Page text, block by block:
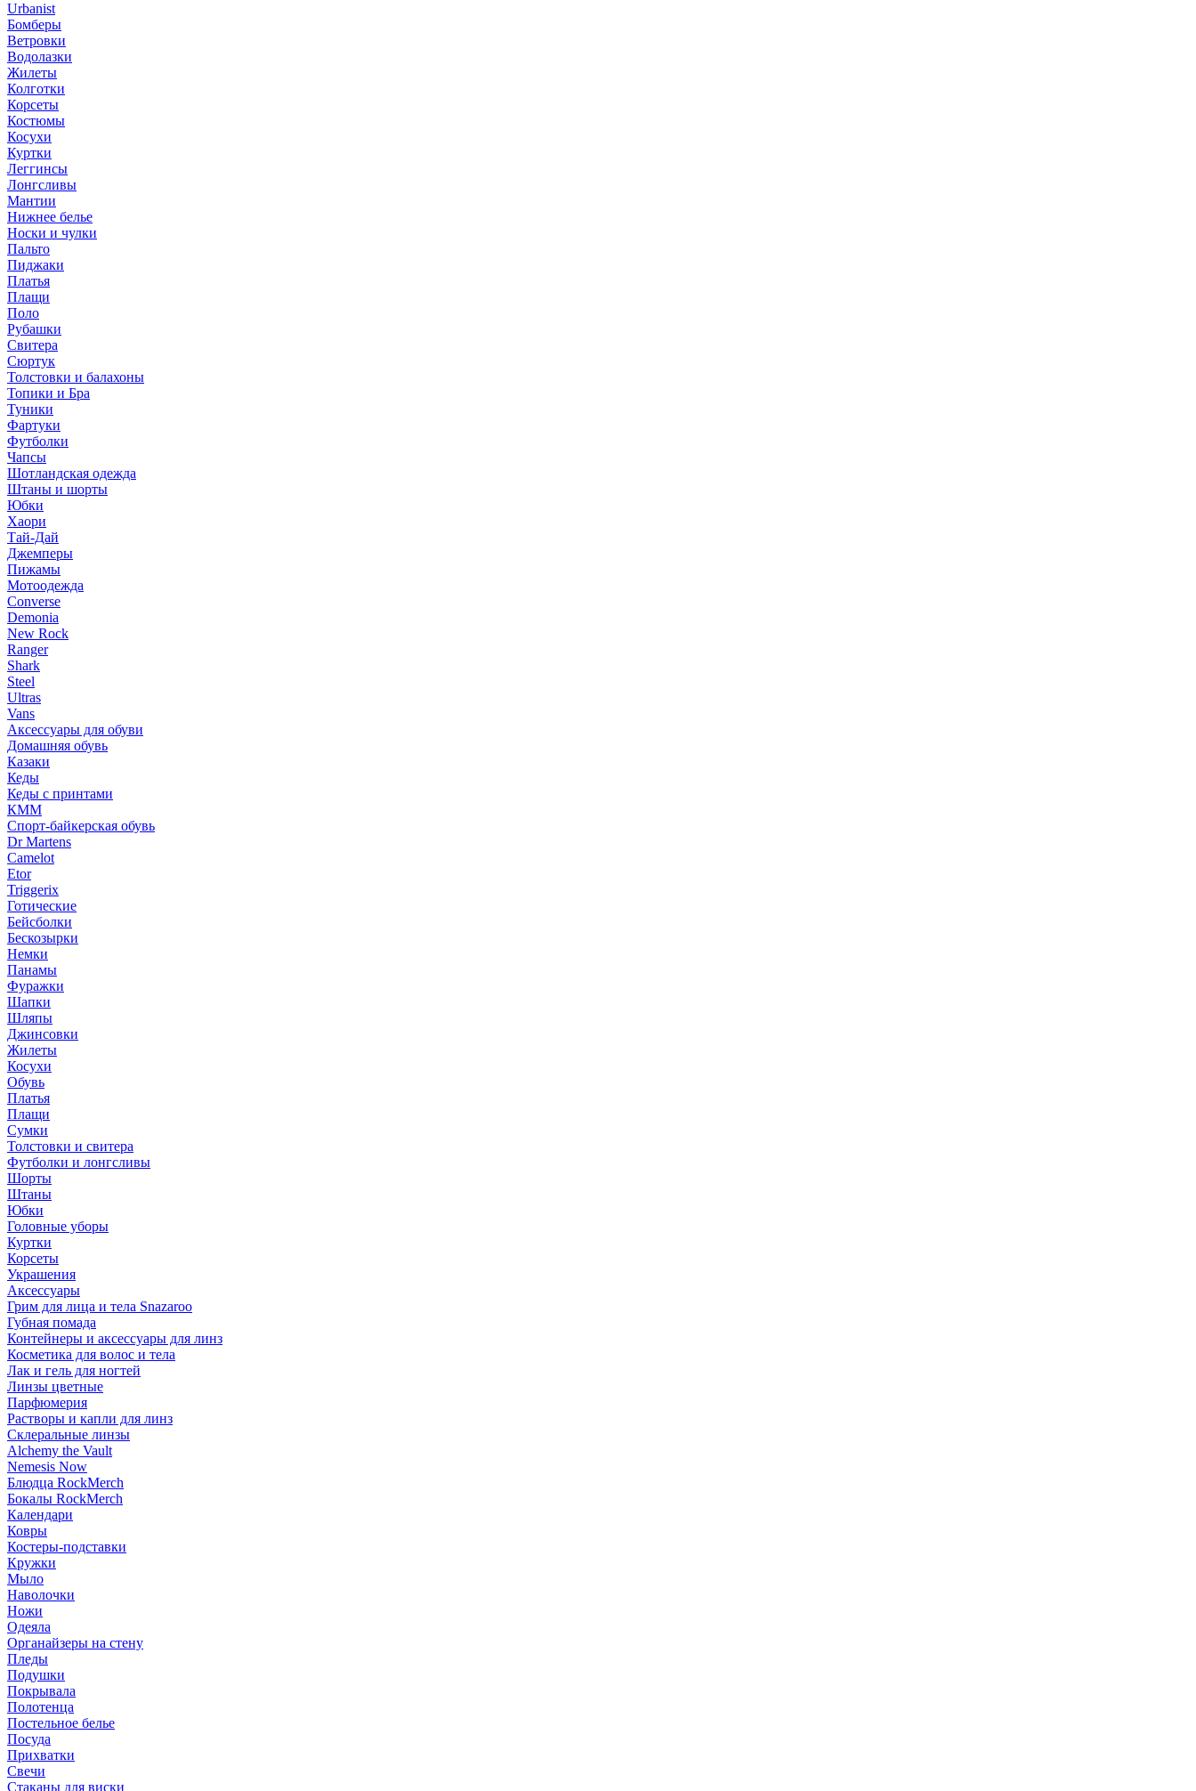
Urbanist
Бомберы
Ветровки
Водолазки
Жилеты
Колготки
Корсеты
Костюмы
Косухи
Куртки
Леггинсы
Лонгсливы
Мантии
Нижнее белье
Носки и чулки
Пальто
Пиджаки
Платья
Плащи
Поло
Рубашки
Свитера
Сюртук
Толстовки и балахоны
Топики и Бра
Туники
Фартуки
Футболки
Чапсы
Шотландская одежда
Штаны и шорты
Юбки
Хаори
Тай-Дай
Джемперы
Пижамы
Мотоодежда
Converse
Demonia
New Rock
Ranger
Shark
Steel
Ultras
Vans
Аксессуары для обуви
Домашняя обувь
Казаки
Кеды
Кеды с принтами
КММ
Спорт-байкерская обувь
Dr Martens
Camelot
Etor
Triggerix
Готические
Бейсболки
Бескозырки
Немки
Панамы
Фуражки
Шапки
Шляпы
Джинсовки
Жилеты
Косухи
Обувь
Платья
Плащи
Сумки
Толстовки и свитера
Футболки и лонгсливы
Шорты
Штаны
Юбки
Головные уборы
Куртки
Корсеты
Украшения
Аксессуары
Грим для лица и тела Snazaroo
Губная помада
Контейнеры и аксессуары для линз
Косметика для волос и тела
Лак и гель для ногтей
Линзы цветные
Парфюмерия
Растворы и капли для линз
Склеральные линзы
Alchemy the Vault
Nemesis Now
Блюдца RockMerch
Бокалы RockMerch
Календари
Ковры
Костеры-подставки
Кружки
Мыло
Наволочки
Ножи
Одеяла
Органайзеры на стену
Пледы
Подушки
Покрывала
Полотенца
Постельное белье
Посуда
Прихватки
Свечи
Стаканы для виски